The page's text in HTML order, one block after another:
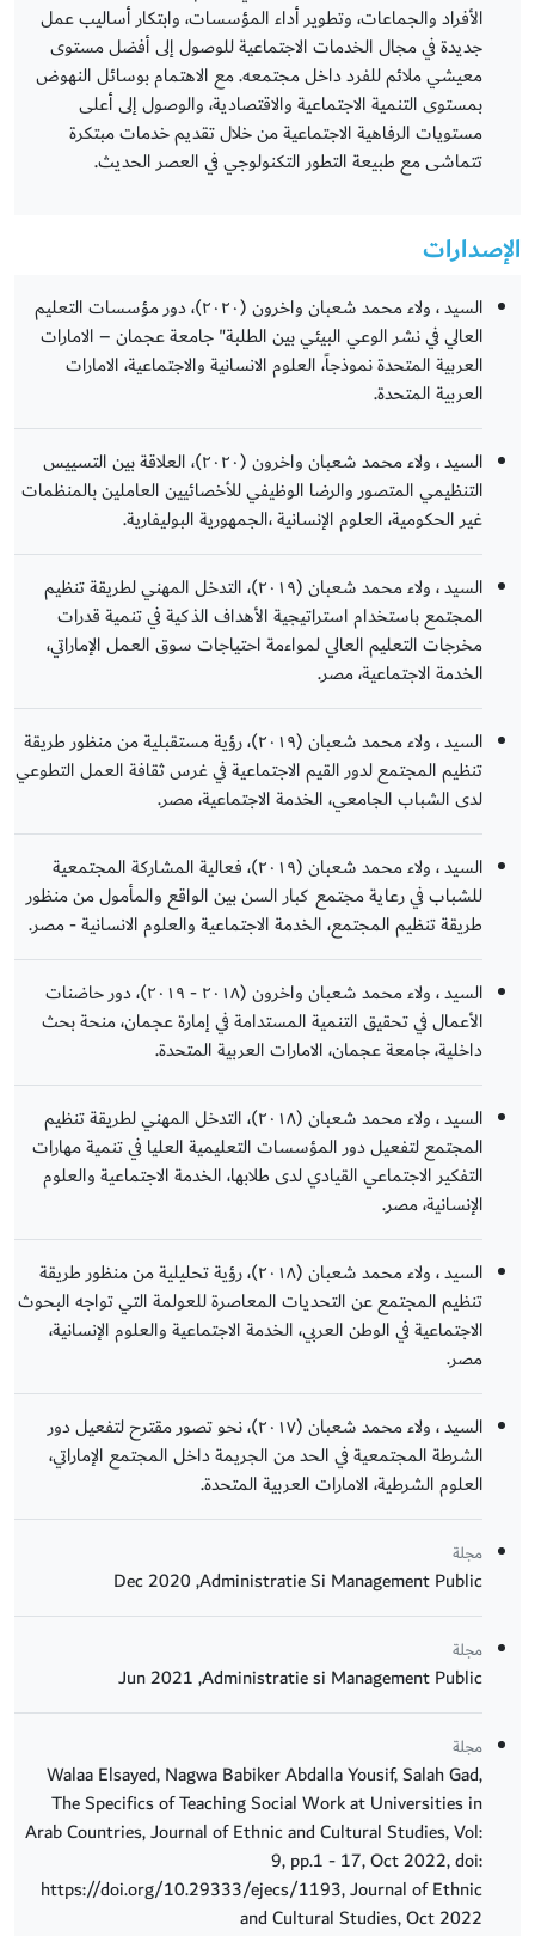
الأفراد والجماعات، وتطوير أداء المؤسسات، وابتكار أساليب عمل
جديدة في مجال الخدمات الاجتماعية للوصول إلى أفضل مستوى
معيشي ملائم للفرد داخل مجتمعه. مع الاهتمام بوسائل النهوض
بمستوى التنمية الاجتماعية والاقتصادية، والوصول إلى أعلى
مستويات الرفاهية الاجتماعية من خلال تقديم خدمات مبتكرة
تتماشى مع طبيعة التطور التكنولوجي في العصر الحديث.
الإصدارات
السيد ، ولاء محمد شعبان واخرون (٢٠٢٠)، دور مؤسسات التعليم
العالي في نشر الوعي البيئي بين الطلبة" جامعة عجمان – الامارات
العربية المتحدة نموذجاً، العلوم الانسانية والاجتماعية، الامارات
العربية المتحدة.
السيد ، ولاء محمد شعبان واخرون (٢٠٢٠)، العلاقة بين التسييس
التنظيمي المتصور والرضا الوظيفي للأخصائيين العاملين بالمنظمات
غير الحكومية، العلوم الإنسانية ،الجمهورية البوليفارية.
السيد ، ولاء محمد شعبان (٢٠١٩)، التدخل المهني لطريقة تنظيم
المجتمع باستخدام استراتيجية الأهداف الذكية في تنمية قدرات
مخرجات التعليم العالي لمواءمة احتياجات سوق العمل الإماراتي،
الخدمة الاجتماعية، مصر.
السيد ، ولاء محمد شعبان (٢٠١٩)، رؤية مستقبلية من منظور طريقة
تنظيم المجتمع لدور القيم الاجتماعية في غرس ثقافة العمل التطوعي
لدى الشباب الجامعي، الخدمة الاجتماعية، مصر.
السيد ، ولاء محمد شعبان (٢٠١٩)، فعالية المشاركة المجتمعية
للشباب في رعاية مجتمع كبار السن بين الواقع والمأمول من منظور
طريقة تنظيم المجتمع، الخدمة الاجتماعیة والعلوم الانسانية - مصر.
السيد ، ولاء محمد شعبان واخرون (٢٠١٨ - ٢٠١٩)، دور حاضنات
الأعمال في تحقيق التنمية المستدامة في إمارة عجمان، منحة بحث
داخلية، جامعة عجمان، الامارات العربية المتحدة.
السيد ، ولاء محمد شعبان (٢٠١٨)، التدخل المهني لطريقة تنظيم
المجتمع لتفعيل دور المؤسسات التعليمية العليا في تنمية مهارات
التفكير الاجتماعي القيادي لدى طلابها، الخدمة الاجتماعية والعلوم
الإنسانیة، مصر.
السيد ، ولاء محمد شعبان (٢٠١٨)، رؤية تحليلية من منظور طريقة
تنظيم المجتمع عن التحديات المعاصرة للعولمة التي تواجه البحوث
الاجتماعية في الوطن العربي، الخدمة الاجتماعیة والعلوم الإنسانیة،
مصر.
السيد ، ولاء محمد شعبان (٢٠١٧)، نحو تصور مقترح لتفعيل دور
الشرطة المجتمعية في الحد من الجريمة داخل المجتمع الإماراتي،
العلوم الشرطية، الامارات العربية المتحدة.
مجلة
Administratie Si Management Public‏, Dec 2020
مجلة
Administratie si Management Public‏, Jun 2021
مجلة
Walaa Elsayed, Nagwa Babiker Abdalla Yousif, Salah Gad,
The Specifics of Teaching Social Work at Universities in
Arab Countries, Journal of Ethnic and Cultural Studies, Vol:
9, pp.1 - 17, Oct 2022, doi:
https://doi.org/10.29333/ejecs/1193, Journal of Ethnic
and Cultural Studies, Oct 2022